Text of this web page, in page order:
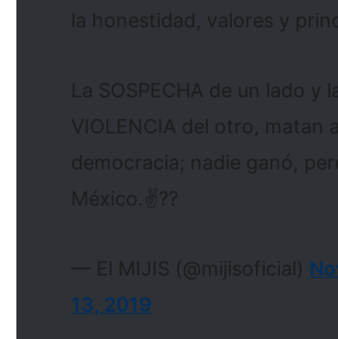
la honestidad, valores y
La SOSPECHA de un lado y
VIOLENCIA del otro, matan
democracia; nadie ganó,
México.✌??
— El MIJIS (@mijisoficial)
13, 2019